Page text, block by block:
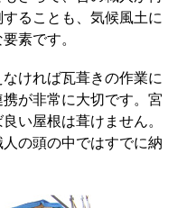
ることも、気候風土に
素です。
ければ瓦葺きの作業に
が非常に大切です。宮
い屋根は葺けません。
の頭の中ではすでに納